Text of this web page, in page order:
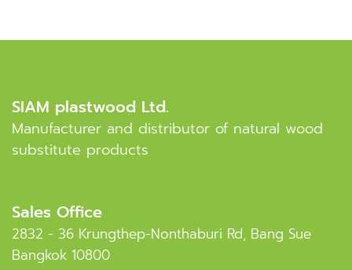
SIAM plastwood Ltd.
Manufacturer and distributor of natural wood
substitute products
Sales Office
2832 - 36 Krungthep-Nonthaburi Rd, Bang Sue
Bangkok 10800